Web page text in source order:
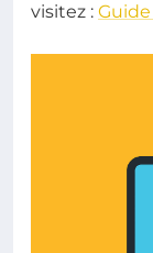
visitez :